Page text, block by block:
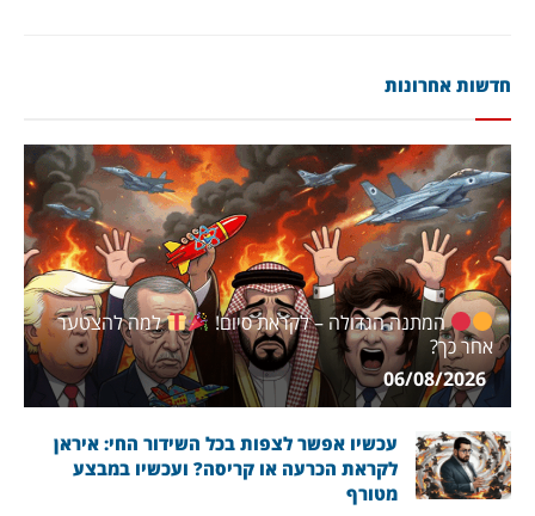
חדשות אחרונות
המתנה הגדולה – לקראת סיום!
למה להצטער
אחר כך?
06/08/2026
עכשיו אפשר לצפות בכל השידור החי: איראן
לקראת הכרעה או קריסה? ועכשיו במבצע
מטורף